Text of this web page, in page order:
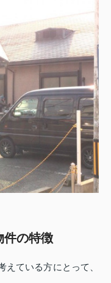
件の特徴
ている方にとって、